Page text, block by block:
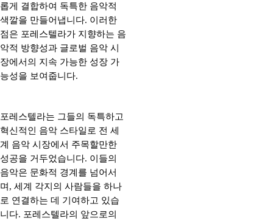
롭게 결합하여 독특한 음악적
색깔을 만들어냅니다. 이러한
점은 포레스텔라가 지향하는 음
악적 방향성과 글로벌 음악 시
장에서의 지속 가능한 성장 가
능성을 보여줍니다.
포레스텔라는 그들의 독특하고
혁신적인 음악 스타일로 전 세
계 음악 시장에서 주목할만한
성공을 거두었습니다. 이들의
음악은 문화적 경계를 넘어서
며, 세계 각지의 사람들을 하나
로 연결하는 데 기여하고 있습
니다. 포레스텔라의 앞으로의